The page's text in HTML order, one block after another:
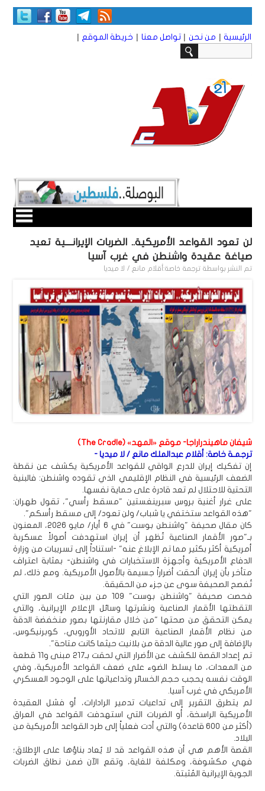
الرئيسية | من نحن | تواصل معنا | خريطة الموقع |
لن تعود القواعد الأمريكية.. الضربات الإيرانــــية تعيد
صياغة عقيدة واشنطن في غرب آسيا
تم النشر بواسطة ترجمة خاصة:أقلام مانع / لا ميديا
شيفان ماهيندراراجا- موقع «المهد» (The Cradle)
ترجمـة خاصة: أقلام عبدالملك مانع / لا ميديا -
إن تفكيك إيران للدرع الواقي للقواعد الأمريكية يكشف عن نقطة
الضعف الرئيسية في النظام الإقليمي الذي تقوده واشنطن: فالبنية
التحتية للاحتلال لم تعد قادرة على حماية نفسها.
على غرار أغنية بروس سبرينغستين "مسقط رأسي"، تقول طهران:
"هذه القواعد ستختفي يا شباب/ ولن تعود/ إلى مسقط رأسكم".
كان مقال صحيفة "واشنطن بوست" في 6 أيار/ مايو 2026، المعنون
بـ"صور الأقمار الصناعية تُظهر أن إيران استهدفت أصولاً عسكرية
أمريكية أكثر بكثير مما تم الإبلاغ عنه" -استناداً إلى تسريبات من وزارة
الدفاع الأمريكية وأجهزة الاستخبارات في واشنطن- بمثابة اعتراف
متأخر بأن إيران ألحقت أضراراً جسيمة بالأصول الأمريكية. ومع ذلك، لم
تُفصح الصحيفة سوى عن جزء من الحقيقة.
فحصت صحيفة "واشنطن بوست" 109 من بين مئات الصور التي
التقطتها الأقمار الصناعية ونشرتها وسائل الإعلام الإيرانية، والتي
يمكن التحقق من صحتها "من خلال مقارنتها بصور منخفضة الدقة
من نظام الأقمار الصناعية التابع للاتحاد الأوروبي، كوبرنيكوس،
بالإضافة إلى صور عالية الدقة من بلانيت حيثما كانت متاحة".
تم إعداد القصة للكشف عن الأضرار التي لحقت بـ217 مبنى و11 قطعة
من المعدات، ما يسلط الضوء على ضعف القواعد الأمريكية، وفي
الوقت نفسه يحجب حجم الخسائر وتداعياتها على الوجود العسكري
الأمريكي في غرب آسيا.
لم يتطرق التقرير إلى تداعيات تدمير الرادارات، أو فشل العقيدة
الأمريكية الراسخة، أو الضربات التي استهدفت القواعد في العراق
(أكثر من 600 قاعدة) والتي أدت فعلياً إلى طرد القواعد الأمريكية من
البلاد.
القصة الأهم هي أن هذه القواعد قد لا يُعاد بناؤها على الإطلاق؛
فهي مكشوفة، ومكلفة للغاية، وتقع الآن ضمن نطاق الضربات
الجوية الإيرانية المُثبتة.